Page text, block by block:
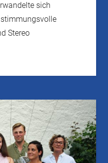
sich
Stereo